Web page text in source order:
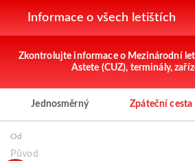
Informace o všech letištích
Zkontrolujte informace o Mezinárodní
Astete (CUZ), terminály,
Jednosměrný Zpáteční cesta
Od
Původ